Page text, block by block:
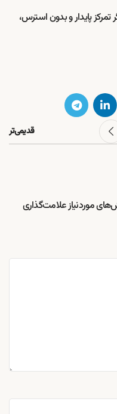
پایدار و بدون استرس،
قدیمی‌تر
موردنیاز علامت‌گذاری